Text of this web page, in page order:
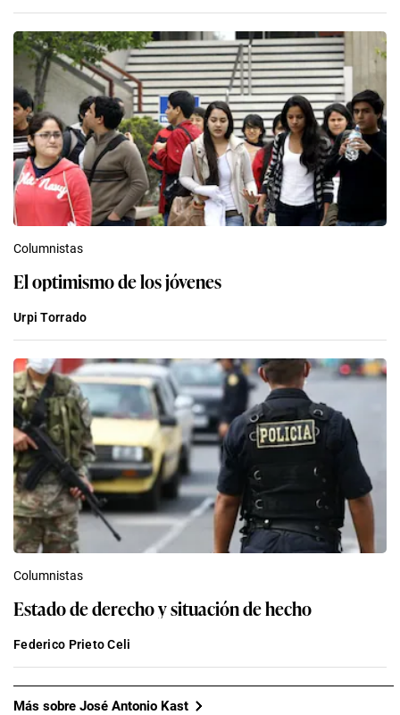
Columnistas
El optimismo de los jóvenes
Urpi Torrado
Columnistas
Estado de derecho y situación de hecho
Federico Prieto Celi
Más sobre José Antonio Kast